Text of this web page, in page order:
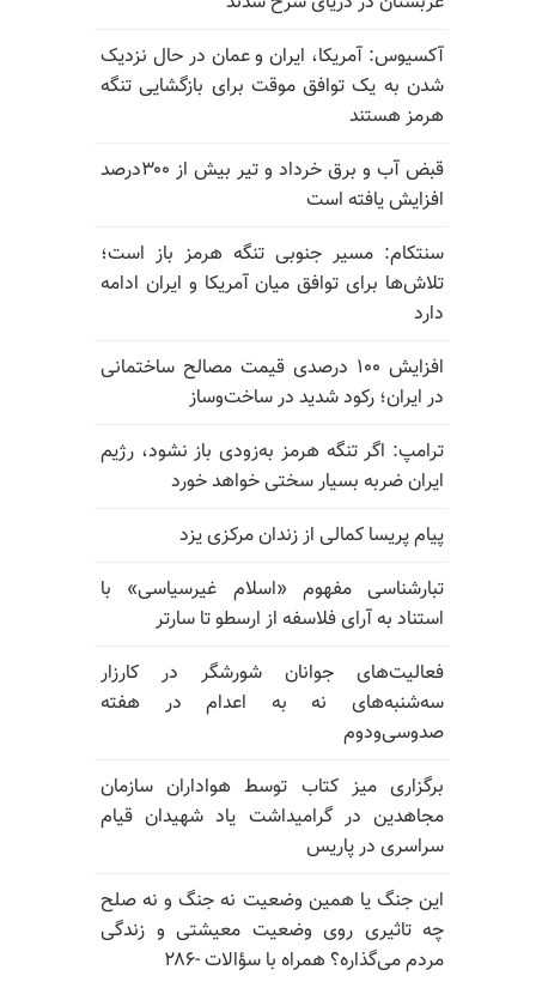
آکسیوس: آمریکا، ایران و عمان در حال نزدیک
شدن به یک توافق موقت برای بازگشایی تنگه
هرمز هستند
قبض آب و برق خرداد و تیر بیش از ۳۰۰درصد
افزایش یافته است
سنتکام: مسیر جنوبی تنگه هرمز باز است؛
تلاش‌ها برای توافق میان آمریکا و ایران ادامه
دارد
افزایش ۱۰۰ درصدی قیمت مصالح ساختمانی
در ایران؛ رکود شدید در ساخت‌وساز
ترامپ: اگر تنگه هرمز به‌زودی باز نشود، رژیم
ایران ضربه بسیار سختی خواهد خورد
پیام پریسا کمالی از زندان مرکزی یزد
تبارشناسی مفهوم «اسلام غیرسیاسی» با
استناد به آرای فلاسفه از ارسطو تا سارتر
فعالیت‌های جوانان شورشگر در کارزار
سه‌شنبه‌های نه به اعدام در هفته
صدوسی‌و‌دوم
برگزاری میز کتاب توسط هواداران سازمان
مجاهدین در گرامیداشت یاد شهیدان قیام
سراسری در پاریس
این جنگ یا همین وضعیت نه جنگ و نه صلح
چه تاثیری روی وضعیت معیشتی و زندگی
مردم می‌گذاره؟ همراه با سؤالات -۲۸۶